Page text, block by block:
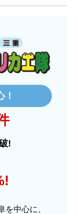
？
？
！
!
を中心に、